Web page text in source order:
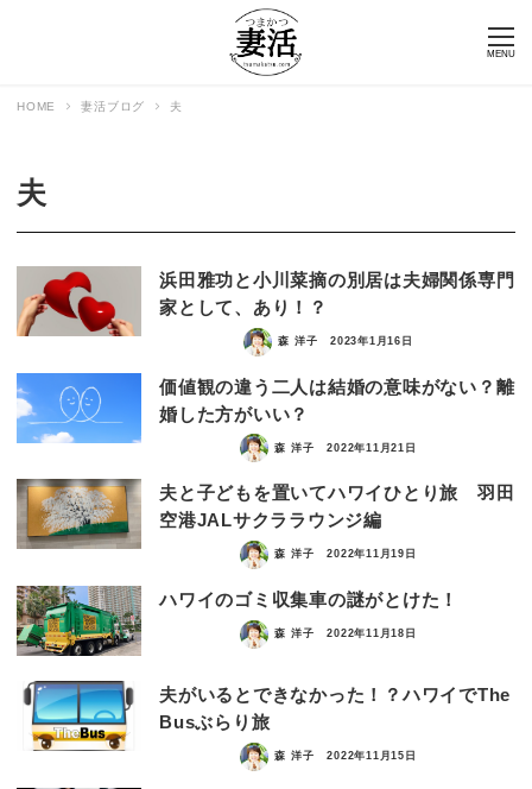
MENU
HOME 妻活ブログ 夫
夫
浜田雅功と小川菜摘の別居は夫婦関係専門
家として、あり！？
森 洋子 2023年1月16日
価値観の違う二人は結婚の意味がない？離
婚した方がいい？
森 洋子 2022年11月21日
夫と子どもを置いてハワイひとり旅 羽田
空港JALサクララウンジ編
森 洋子 2022年11月19日
ハワイのゴミ収集車の謎がとけた！
森 洋子 2022年11月18日
夫がいるとできなかった！？ハワイでThe
Busぶらり旅
森 洋子 2022年11月15日